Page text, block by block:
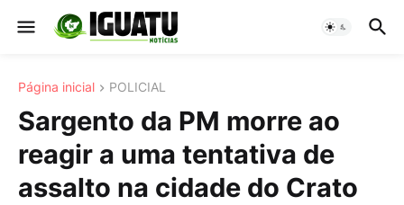
Página inicial POLICIAL
Sargento da PM morre ao
reagir a uma tentativa de
assalto na cidade do Crato